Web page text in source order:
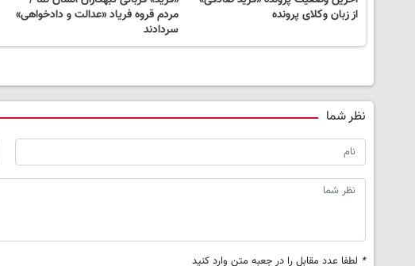
از زبان وکلای پرونده
مردم قروه فریاد «عدالت و دادخواهی»
سردادند
نظر شما
* لطفا عدد مقابل را در جعبه متن وارد کنید